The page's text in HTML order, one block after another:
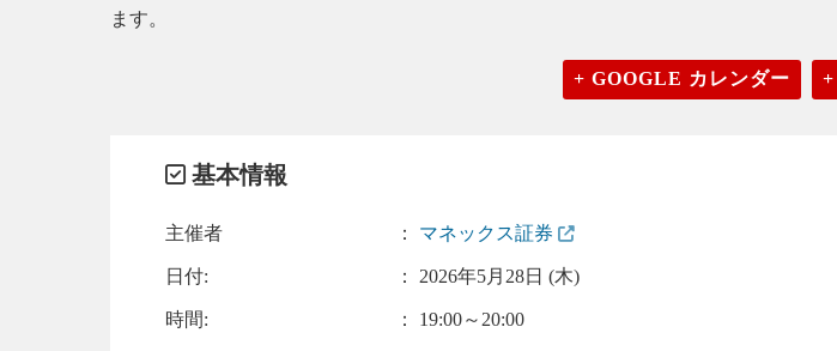
ます。
+ GOOGLE カレンダー
基本情報
主催者 ： マネックス証券
日付: ： 2026年5月28日 (木)
時間: ： 19:00～20:00